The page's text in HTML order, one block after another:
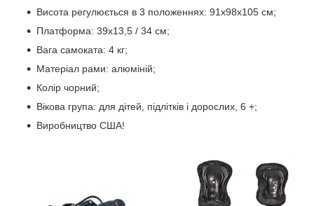
Висота регулюється в 3 положеннях: 91х98х105 см;
Платформа: 39х13,5 / 34 см;
Вага самоката: 4 кг;
Матеріал рами: алюміній;
Колір чорний;
Вікова група: для дітей, підлітків і дорослих, 6 +;
Виробництво США!